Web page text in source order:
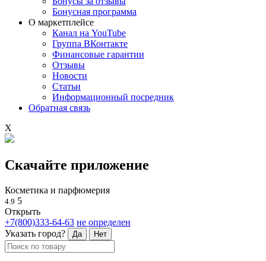
Бонусная программа
О маркетплейсе
Канал на YouTube
Группа ВКонтакте
Финансовые гарантии
Отзывы
Новости
Статьи
Информационный посредник
Обратная связь
X
Скачайте приложение
Косметика и парфюмерия
4.9 5
Открыть
+7(800)333-64-63 не определен
Указать город?
Да Нет